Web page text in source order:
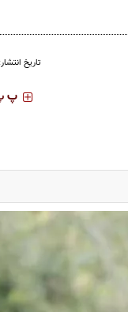
تاریخ انتشار:
‍‍‍ پ